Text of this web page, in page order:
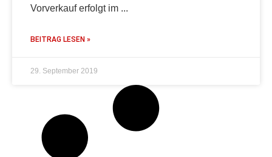
Vorverkauf erfolgt im
BEITRAG LESEN »
29. September 2019